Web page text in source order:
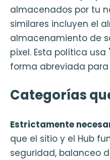
almacenados por tu
similares incluyen el
almacenamiento de
píxel. Esta política
forma abreviada
Categorías
Estrictamente
que el sitio y el Hub
seguridad, balanceo